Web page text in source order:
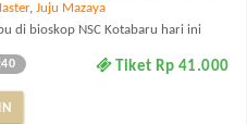
, Juju Mazaya
di bioskop NSC Kotabaru hari ini
Tiket Rp 41.000